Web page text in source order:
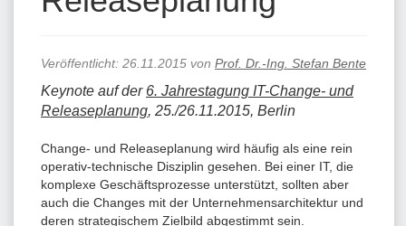
Veröffentlicht: 26.11.2015 von Prof. Dr.-Ing. Stefan Bente
Keynote auf der 6. Jahrestagung IT-Change- und
Releaseplanung, 25./26.11.2015, Berlin
Change- und Releaseplanung wird häufig als eine rein
operativ-technische Disziplin gesehen. Bei einer IT, die
komplexe Geschäftsprozesse unterstützt, sollten aber
auch die Changes mit der Unternehmensarchitektur und
deren strategischem Zielbild abgestimmt sein.